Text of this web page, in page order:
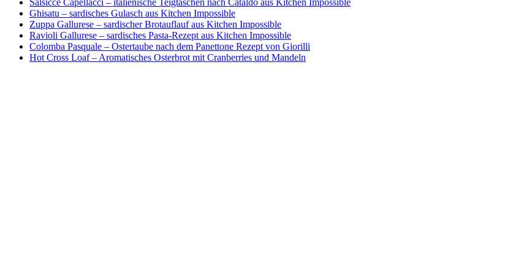
Salsicce Capellacci – italienische Teigtaschen nach Cataldo aus Kitchen Impossible
Ghisatu – sardisches Gulasch aus Kitchen Impossible
Zuppa Gallurese – sardischer Brotauflauf aus Kitchen Impossible
Ravioli Gallurese – sardisches Pasta-Rezept aus Kitchen Impossible
Colomba Pasquale – Ostertaube nach dem Panettone Rezept von Giorilli
Hot Cross Loaf – Aromatisches Osterbrot mit Cranberries und Mandeln